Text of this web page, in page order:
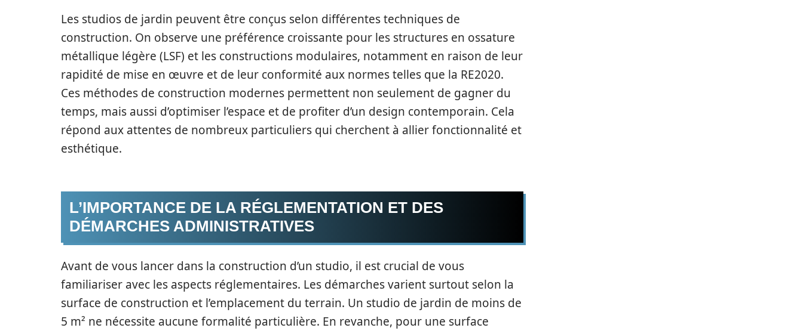
Les studios de jardin peuvent être conçus selon différentes techniques de
construction. On observe une préférence croissante pour les structures en ossature
métallique légère (LSF) et les constructions modulaires, notamment en raison de leur
rapidité de mise en œuvre et de leur conformité aux normes telles que la RE2020.
Ces méthodes de construction modernes permettent non seulement de gagner du
temps, mais aussi d’optimiser l’espace et de profiter d’un design contemporain. Cela
répond aux attentes de nombreux particuliers qui cherchent à allier fonctionnalité et
esthétique.
L’IMPORTANCE DE LA RÉGLEMENTATION ET DES
DÉMARCHES ADMINISTRATIVES
Avant de vous lancer dans la construction d’un studio, il est crucial de vous
familiariser avec les aspects réglementaires. Les démarches varient surtout selon la
surface de construction et l’emplacement du terrain. Un studio de jardin de moins de
5 m² ne nécessite aucune formalité particulière. En revanche, pour une surface